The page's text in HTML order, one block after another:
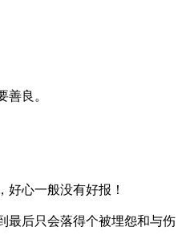
善良。
好心一般没有好报！
最后只会落得个被埋怨和与伤